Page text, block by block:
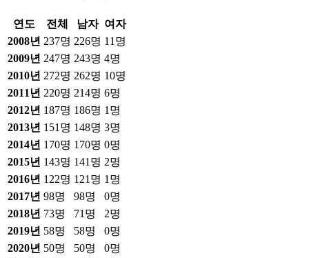
연도 전체 남자 여자
2008년 237명 226명 11 명
2009년 247명 243명 4명
2010년 272명 262명 10명
2011 년 220명 214명 6명
2012년 187명 186명 1 명
2013년 151 명 148명 3명
2014년 170명 170명 0명
2015년 143명 141 명 2명
2016년 122명 121 명 1 명
2017년 98명 98명 0명
2018년 73명 71 명 2명
2019년 58명 58명 0명
2020년 50명 50명 0명